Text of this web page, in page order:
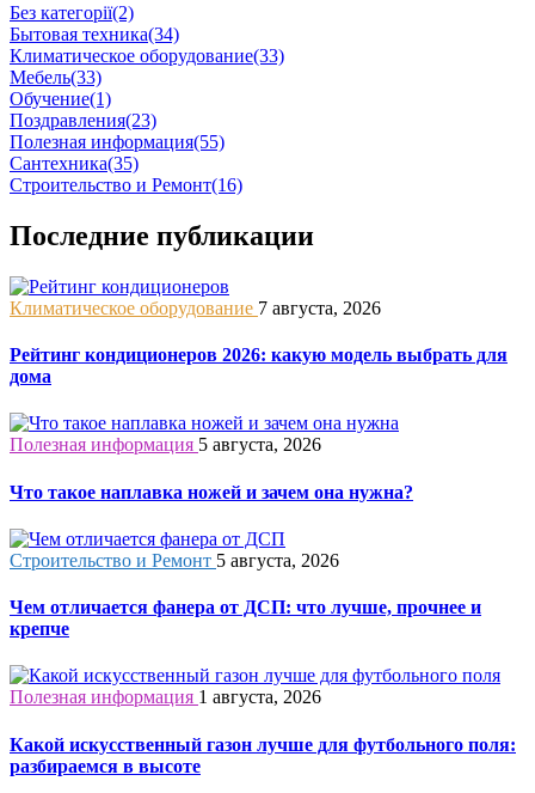
Без категорії(2)
Бытовая техника(34)
Климатическое оборудование(33)
Мебель(33)
Обучение(1)
Поздравления(23)
Полезная информация(55)
Сантехника(35)
Строительство и Ремонт(16)
Последние публикации
Климатическое оборудование 7 августа, 2026
Рейтинг кондиционеров 2026: какую модель выбрать для
дома
Полезная информация 5 августа, 2026
Что такое наплавка ножей и зачем она нужна?
Строительство и Ремонт 5 августа, 2026
Чем отличается фанера от ДСП: что лучше, прочнее и
крепче
Полезная информация 1 августа, 2026
Какой искусственный газон лучше для футбольного поля:
разбираемся в высоте